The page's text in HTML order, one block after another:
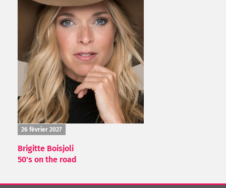
26 février 2027
Brigitte Boisjoli
50's on the road